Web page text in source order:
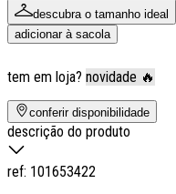
descubra o tamanho ideal
adicionar à sacola
tem em loja? novidade 🔥
conferir disponibilidade
descrição do produto
ref: 101653422